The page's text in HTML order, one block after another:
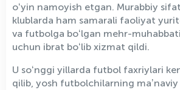
oʻyin namoyish etgan. Murabbiy
klublarda ham samarali faoliyat
va futbolga boʻlgan mehr-
uchun ibrat boʻlib xizmat qildi.
U soʻnggi yillarda futbol faxriylari
qilib, yosh futbolchilarning